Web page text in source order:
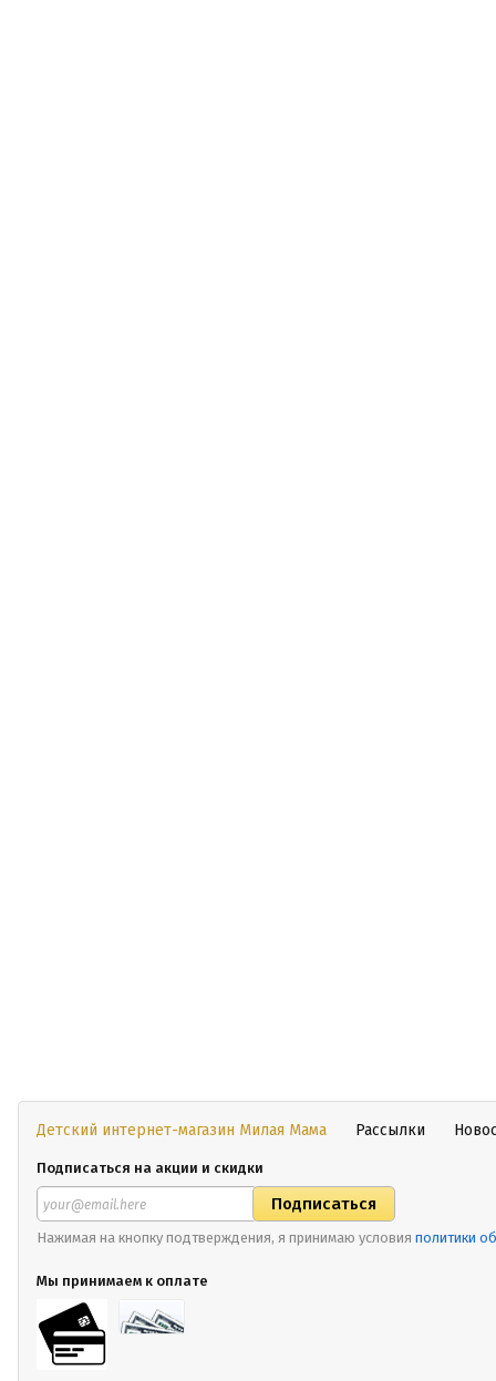
Детский интернет-магазин Милая Мама Рассылки
Подписаться на акции и скидки
Нажимая на кнопку подтверждения, я принимаю условия политики
Мы принимаем к оплате